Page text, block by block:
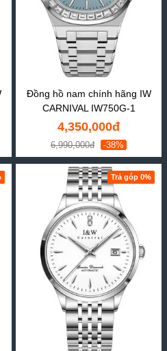
Đồng hồ nam chính hãng IW
CARNIVAL IW750G-1
4,350,000đ
6,990,000đ -38%
Trả góp 0%